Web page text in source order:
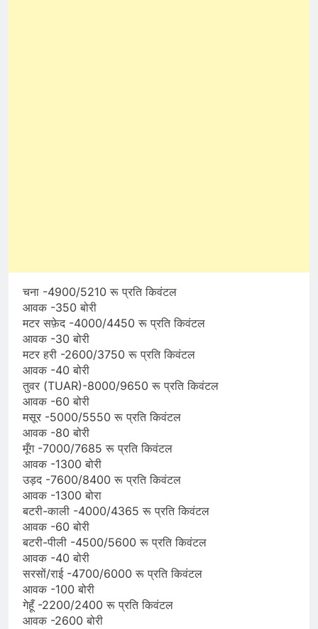
चना -4900/5210 रू प्रति किवंटल
आवक -350 बोरी
मटर सफ़ेद -4000/4450 रू प्रति किवंटल
आवक -30 बोरी
मटर हरी -2600/3750 रू प्रति किवंटल
आवक -40 बोरी
तुवर (TUAR)-8000/9650 रू प्रति किवंटल
आवक -60 बोरी
मसूर -5000/5550 रू प्रति किवंटल
आवक -80 बोरी
मूँग -7000/7685 रू प्रति किवंटल
आवक -1300 बोरी
उड़द -7600/8400 रू प्रति किवंटल
आवक -1300 बोरा
बटरी-काली -4000/4365 रू प्रति किवंटल
आवक -60 बोरी
बटरी-पीली -4500/5600 रू प्रति किवंटल
आवक -40 बोरी
सरसों/राई -4700/6000 रू प्रति किवंटल
आवक -100 बोरी
गेहूँ -2200/2400 रू प्रति किवंटल
आवक -2600 बोरी